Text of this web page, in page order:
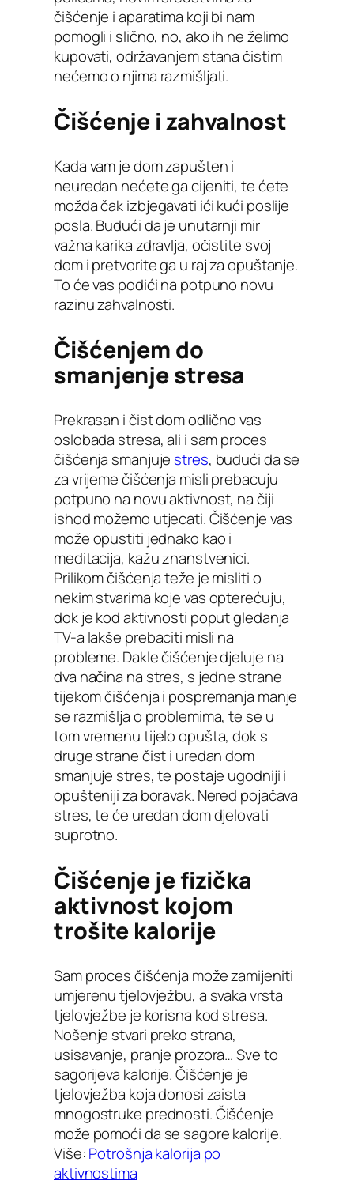
čišćenje i aparatima koji bi nam
pomogli i slično, no, ako ih ne želimo
kupovati, održavanjem stana čistim
nećemo o njima razmišljati.
Čišćenje i zahvalnost
Kada vam je dom zapušten i
neuredan nećete ga cijeniti, te ćete
možda čak izbjegavati ići kući poslije
posla. Budući da je unutarnji mir
važna karika zdravlja, očistite svoj
dom i pretvorite ga u raj za opuštanje.
To će vas podići na potpuno novu
razinu zahvalnosti.
Čišćenjem do
smanjenje stresa
Prekrasan i čist dom odlično vas
oslobađa stresa, ali i sam proces
čišćenja smanjuje stres, budući da se
za vrijeme čišćenja misli prebacuju
potpuno na novu aktivnost, na čiji
ishod možemo utjecati. Čišćenje vas
može opustiti jednako kao i
meditacija, kažu znanstvenici.
Prilikom čišćenja teže je misliti o
nekim stvarima koje vas opterećuju,
dok je kod aktivnosti poput gledanja
TV-a lakše prebaciti misli na
probleme. Dakle čišćenje djeluje na
dva načina na stres, s jedne strane
tijekom čišćenja i pospremanja manje
se razmišlja o problemima, te se u
tom vremenu tijelo opušta, dok s
druge strane čist i uredan dom
smanjuje stres, te postaje ugodniji i
opušteniji za boravak. Nered pojačava
stres, te će uredan dom djelovati
suprotno.
Čišćenje je fizička
aktivnost kojom
trošite kalorije
Sam proces čišćenja može zamijeniti
umjerenu tjelovježbu, a svaka vrsta
tjelovježbe je korisna kod stresa.
Nošenje stvari preko strana,
usisavanje, pranje prozora… Sve to
sagorijeva kalorije. Čišćenje je
tjelovježba koja donosi zaista
mnogostruke prednosti. Čišćenje
može pomoći da se sagore kalorije.
Više:Potrošnja kalorija po
aktivnostima